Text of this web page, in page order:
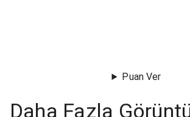
Puan Ver
Daha Fazla